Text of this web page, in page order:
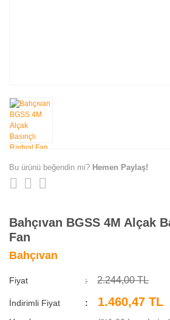
Bu ürünü beğendin mi? Hemen Paylaş!
Bahçıvan BGSS 4M Alçak
Fan
Bahçıvan
Fiyat 2.244,00 TL
İndirimli Fiyat 1.460,47 TL